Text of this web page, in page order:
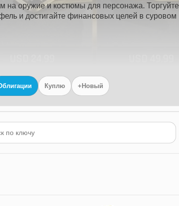
на оружие и костюмы для персонажа. Торгуйте
и достигайте финансовых целей в суровом
Куплю +Новый